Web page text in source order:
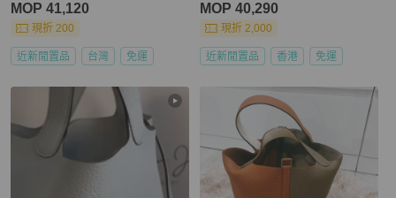
MOP 41,120
現折 200
近新閒置品 台灣 免運
MOP 40,290
現折 2,000
近新閒置品 香港 免運